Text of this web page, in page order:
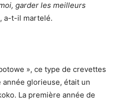
garder les meilleurs
a-t-il martelé.
», ce type de crevettes
année glorieuse, était un
La première année de